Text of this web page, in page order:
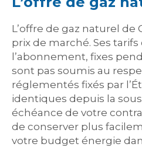
L’offre de gaz naturel de
prix de marché. Ses
l’abonnement, fixes
sont pas soumis au
réglementés fixés par
identiques depuis la
échéance de votre
de conserver plus
votre budget énergie